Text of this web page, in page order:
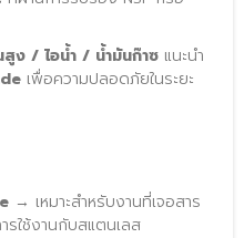
ง / ไอน้ำ / น้ำมันก๊าซ
เพื่อความปลอดภัยในระยะ
→ เหมาะสำหรับงานที่เจอสาร
ใช้งานกับสแตนเลส